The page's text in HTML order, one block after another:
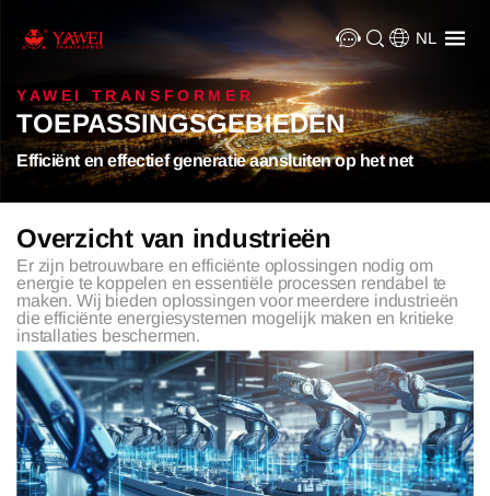
NL
YAWEI TRANSFORMER
TOEPASSINGSGEBIEDEN
Efficiënt en effectief generatie aansluiten op het net
Overzicht van industrieën
Er zijn betrouwbare en efficiënte oplossingen nodig om
energie te koppelen en essentiële processen rendabel te
maken. Wij bieden oplossingen voor meerdere industrieën
die efficiënte energiesystemen mogelijk maken en kritieke
installaties beschermen.